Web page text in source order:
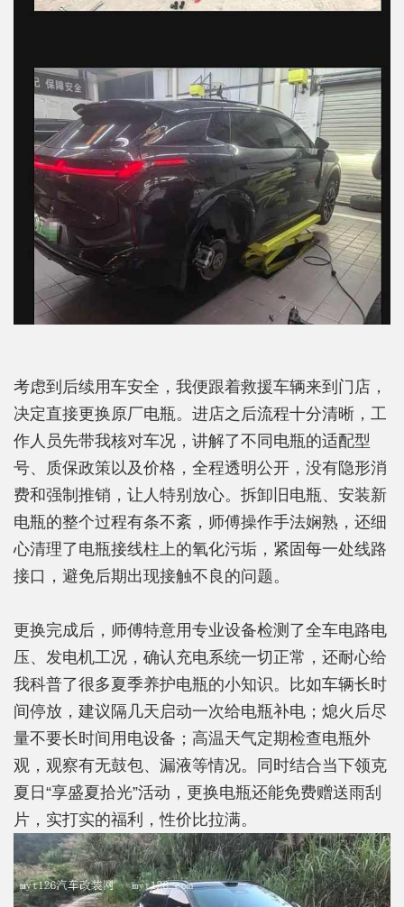
考虑到后续用车安全，我便跟着救援车辆来到门店，
决定直接更换原厂电瓶。进店之后流程十分清晰，工
作人员先带我核对车况，讲解了不同电瓶的适配型
号、质保政策以及价格，全程透明公开，没有隐形消
费和强制推销，让人特别放心。拆卸旧电瓶、安装新
电瓶的整个过程有条不紊，师傅操作手法娴熟，还细
心清理了电瓶接线柱上的氧化污垢，紧固每一处线路
接口，避免后期出现接触不良的问题。
更换完成后，师傅特意用专业设备检测了全车电路电
压、发电机工况，确认充电系统一切正常，还耐心给
我科普了很多夏季养护电瓶的小知识。比如车辆长时
间停放，建议隔几天启动一次给电瓶补电；熄火后尽
量不要长时间用电设备；高温天气定期检查电瓶外
观，观察有无鼓包、漏液等情况。同时结合当下领克
夏日“享盛夏拾光”活动，更换电瓶还能免费赠送雨刮
片，实打实的福利，性价比拉满。